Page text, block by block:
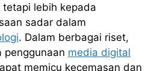
lebih kepada
sadar dalam
. Dalam berbagai riset,
media digital
memicu kecemasan dan